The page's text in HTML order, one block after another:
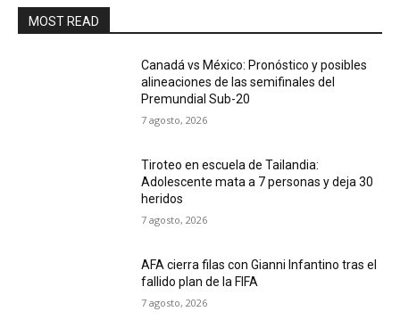
MOST READ
Canadá vs México: Pronóstico y posibles
alineaciones de las semifinales del
Premundial Sub-20
7 agosto, 2026
Tiroteo en escuela de Tailandia:
Adolescente mata a 7 personas y deja 30
heridos
7 agosto, 2026
AFA cierra filas con Gianni Infantino tras el
fallido plan de la FIFA
7 agosto, 2026